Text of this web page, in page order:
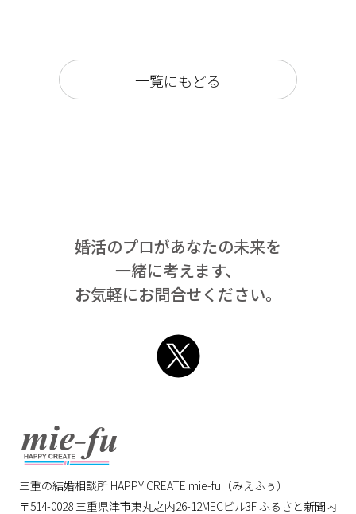
一覧にもどる
婚活のプロがあなたの未来を
一緒に考えます、
お気軽にお問合せください。
三重の結婚相談所 HAPPY CREATE mie-fu（みえふぅ）
〒514-0028 三重県津市東丸之内26-12MECビル3F ふるさと新聞内